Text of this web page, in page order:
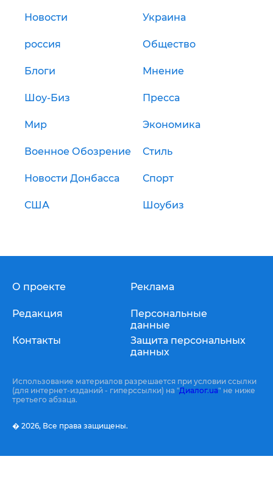
Новости Украина
россия Общество
Блоги Мнение
Шоу-Биз Пресса
Мир Экономика
Военное Обозрение Стиль
Новости Донбасса Спорт
США Шоубиз
О проекте
Редакция
Контакты
Реклама
Персональные
данные
Защита персональных
данных
Использование материалов разрешается при условии ссылки
(для интернет-изданий - гиперссылки) на "Диалог.ua" не ниже
третьего абзаца.
� 2026, Все права защищены.